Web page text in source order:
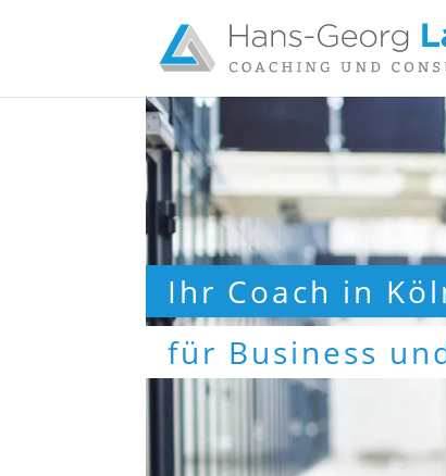
Ihr Coach in
für Business